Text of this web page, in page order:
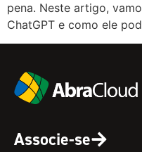
pena. Neste artigo,
ChatGPT e como ele
Associe-se